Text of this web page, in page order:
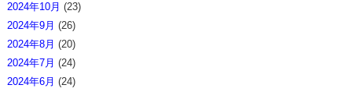
2024年10月 (23)
2024年9月 (26)
2024年8月 (20)
2024年7月 (24)
2024年6月 (24)